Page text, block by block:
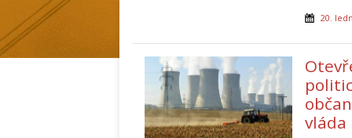
20.